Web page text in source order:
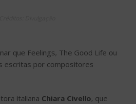
que Feelings, The Good Life ou
escritas por compositores
italiana Chiara Civello, que